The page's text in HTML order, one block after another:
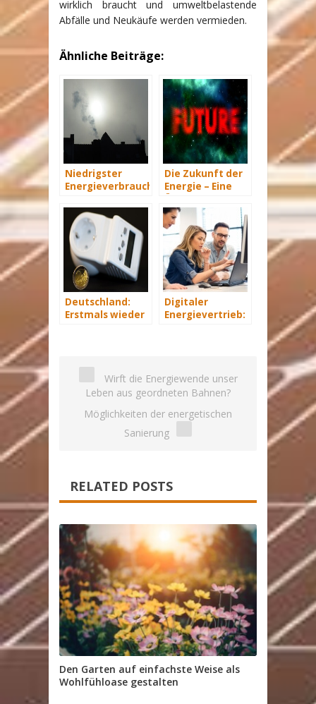
wirklich braucht und umweltbelastende
Abfälle und Neukäufe werden vermieden.
Ähnliche Beiträge:
Niedrigster
Energieverbrauch
seit 1990
Die Zukunft der
Energie – Eine
Deutschland:
Erstmals wieder
Digitaler
Energievertrieb:
Wirft die Energiewende unser
Leben aus geordneten Bahnen?
Möglichkeiten der energetischen
Sanierung
RELATED POSTS
Den Garten auf einfachste Weise als
Wohlfühloase gestalten